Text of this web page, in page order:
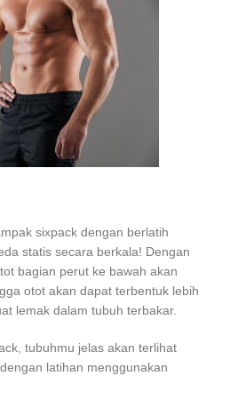
sixpack dengan berlatih
statis secara berkala! Dengan
bagian perut ke bawah akan
otot akan dapat terbentuk lebih
lemak dalam tubuh terbakar.
tubuhmu jelas akan terlihat
latihan menggunakan